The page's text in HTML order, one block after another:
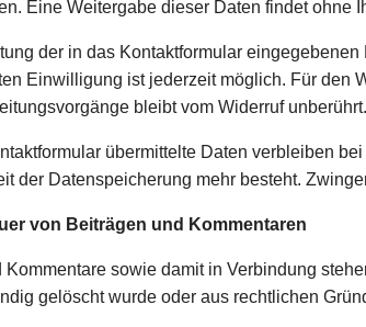
Eine Weitergabe dieser Daten findet ohne
der in das Kontaktformular
Einwilligung ist jederzeit möglich. Für den
bleibt vom Widerruf unberührt.
übermittelte Daten verbleiben
der Datenspeicherung mehr besteht.
von Beiträgen und Kommentaren
Kommentare sowie damit in Verbindung
gelöscht wurde oder aus rechtlichen